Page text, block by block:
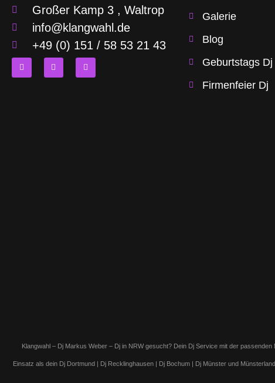
Großer Kamp 3 , Waltrop
info@klangwahl.de
+49 (0) 151 / 58 53 21 43
F
a
I
n
T
w
Galerie
Blog
Geburtstags Dj
Firmenfeier Dj
Klangwahl – Dj Markus Weber – Dj in NRW gesucht? Dein Dj Service mit der
Einsatz als dein Dj Dortmund | Dj Recklinghausen | Dj Bochum | Dj Münster und